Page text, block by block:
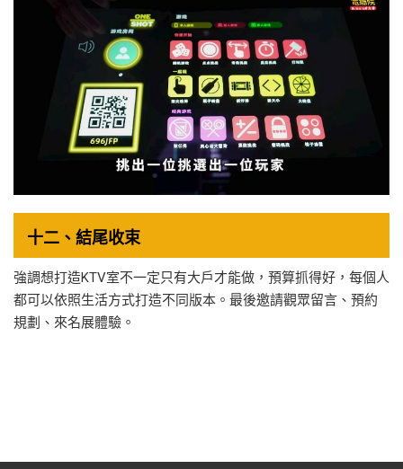
十二、結尾收束
強調想打造KTV室不一定只有大戶才能做，預算抓得好，每個人
都可以依照生活方式打造不同版本。最後邀請觀眾留言、預約
規劃、來名展體驗。